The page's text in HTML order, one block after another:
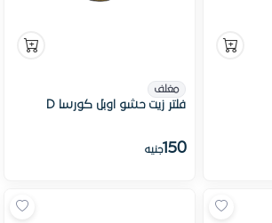
مغلف
فلتر زيت حشو اوبل كورسا D
150جنيه